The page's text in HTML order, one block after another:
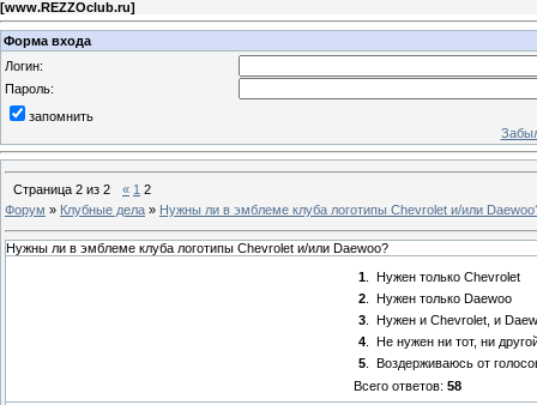
[www.REZZOclub.ru]
Форма входа
Логин:
Пароль:
запомнить
Страница 2 из 2 « 1 2
Форум » Клубные дела » Нужны ли в эмблеме клуба логотипы Chevrolet и/или
Нужны ли в эмблеме клуба логотипы Chevrolet и/или Daewoo?
1.
Нужен только Chevrolet
2.
Нужен только Daewoo
3.
Нужен и Chevrolet, и
4.
Не нужен ни тот, ни
5.
Воздерживаюсь от
Всего ответов: 58